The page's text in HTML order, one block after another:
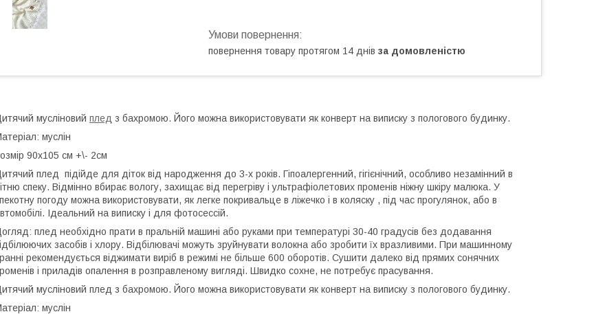
повернення товару протягом 14 днів за домовленістю
мусліновий плед з бахромою. Його можна використовувати як конверт на виписку з пологового будинку.
муслін
90х105 см +\- 2см
плед підійде для діток від народження до 3-х років. Гіпоалергенний, гігієнічний, особливо незамінний в
спеку. Відмінно вбирає вологу, захищає від перегріву і ультрафіолетових променів ніжну шкіру малюка. У
погоду можна використовувати, як легке покривальце в ліжечко і в коляску , під час прогулянок, або в
Ідеальний на виписку і для фотосессій.
плед необхідно прати в пральній машині або руками при температурі 30-40 градусів без додавання
засобів і хлору. Відбілювачі можуть зруйнувати волокна або зробити їх вразливими. При машинному
рекомендується віджимати виріб в режимі не більше 600 оборотів. Сушити далеко від прямих сонячних
і приладів опалення в розправленому вигляді. Швидко сохне, не потребує прасування.
мусліновий плед з бахромою. Його можна використовувати як конверт на виписку з пологового будинку.
муслін